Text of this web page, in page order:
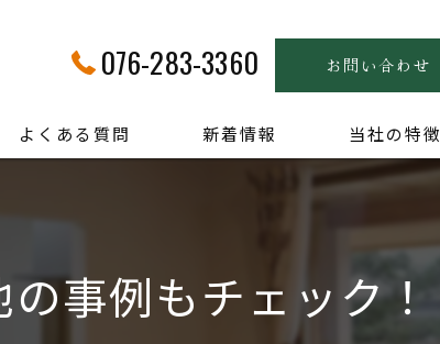
076-283-3360 お問い合わせ
よくある質問 新着情報 当社の特徴
健康住宅
木の家
の事例もチェック！